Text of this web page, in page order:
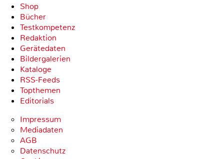
Shop
Bücher
Testkompetenz
Redaktion
Gerätedaten
Bildergalerien
Kataloge
RSS-Feeds
Topthemen
Editorials
Impressum
Mediadaten
AGB
Datenschutz